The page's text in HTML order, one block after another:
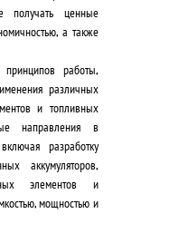
получать ценные
а также
работы,
различных
и топливных
направления в
разработку
аккумуляторов,
элементов и
мощностью и